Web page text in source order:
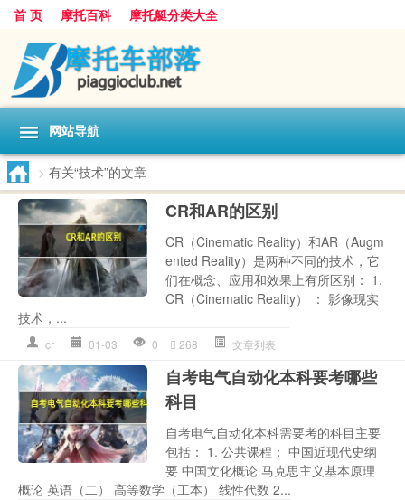
首 页 摩托百科 摩托艇分类大全
网站导航
> 有关“技术”的文章
CR和AR的区别
CR（Cinematic Reality）和AR（Augm
ented Reality）是两种不同的技术，它
们在概念、应用和效果上有所区别： 1.
CR（Cinematic Reality） ： 影像现实
技术，...
cr 01-03 0 268 文章列表
自考电气自动化本科要考哪些
科目
自考电气自动化本科需要考的科目主要
包括： 1. 公共课程： 中国近现代史纲
要 中国文化概论 马克思主义基本原理
概论 英语（二） 高等数学（工本） 线性代数 2...